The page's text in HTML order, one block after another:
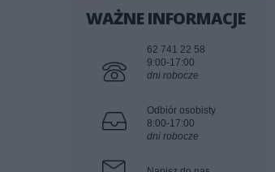
WAŻNE INFORMACJE
62 741 22 58
9:00-17:00
dni robocze
Odbiór osobisty
8:00-17:00
dni robocze